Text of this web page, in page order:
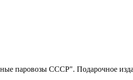
паровозы СССР". Подарочное